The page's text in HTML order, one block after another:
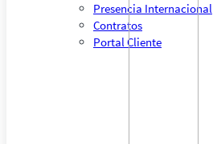
Presencia Internacional
Contratos
Portal Cliente